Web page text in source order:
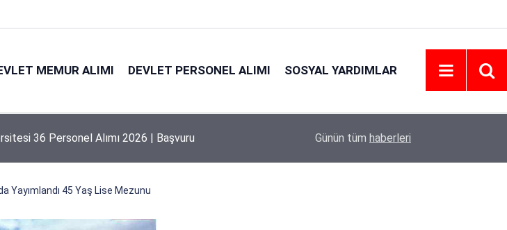
MEMUR ALIMI DEVLET PERSONEL ALIMI SOSYAL YARDIMLAR
Alımı 2026 | Başvuru Rehberi Emniyet Personel Alım İlanı 2026 | Şartlar
Günün tüm haberleri
Yayımlandı 45 Yaş Lise Mezunu